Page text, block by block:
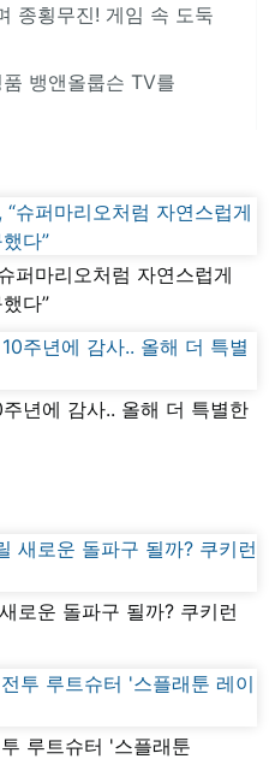
종횡무진! 게임 속 도둑
뱅앤올룹슨 TV를
퍼마리오처럼 자연스럽게
다”
년에 감사.. 올해 더 특별한
로운 돌파구 될까? 쿠키런
루트슈터 '스플래툰